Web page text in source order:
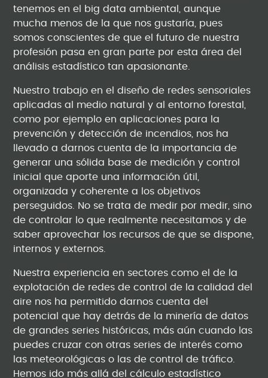
tenemos en el big data ambiental, aunque
mucha menos de la que nos gustaría, pues
somos conscientes de que el futuro de nuestra
profesión pasa en gran parte por esta área del
análisis estadístico tan apasionante.
Nuestro trabajo en el diseño de redes sensoriales
aplicadas al medio natural y al entorno forestal,
como por ejemplo en aplicaciones para la
prevención y detección de incendios, nos ha
llevado a darnos cuenta de la importancia de
generar una sólida base de medición y control
inicial que aporte una información útil,
organizada y coherente a los objetivos
perseguidos. No se trata de medir por medir, sino
de controlar lo que realmente necesitamos y de
saber aprovechar los recursos de que se dispone,
internos y externos.
Nuestra experiencia en sectores como el de la
explotación de redes de control de la calidad del
aire nos ha permitido darnos cuenta del
potencial que hay detrás de la minería de datos
de grandes series históricas, más aún cuando las
puedes cruzar con otras series de interés como
las meteorológicas o las de control de tráfico.
Hemos ido más allá del cálculo estadístico